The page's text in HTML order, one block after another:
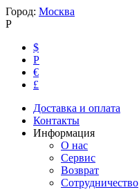
Город: Москва
Р
$
Р
€
£
Доставка и оплата
Контакты
Информация
О нас
Сервис
Возврат
Сотрудничество